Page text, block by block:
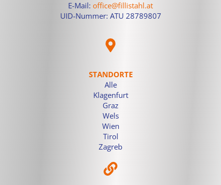
E-Mail: office@fillistahl.at
UID-Nummer: ATU 28789807
STANDORTE
Alle
Klagenfurt
Graz
Wels
Wien
Tirol
Zagreb